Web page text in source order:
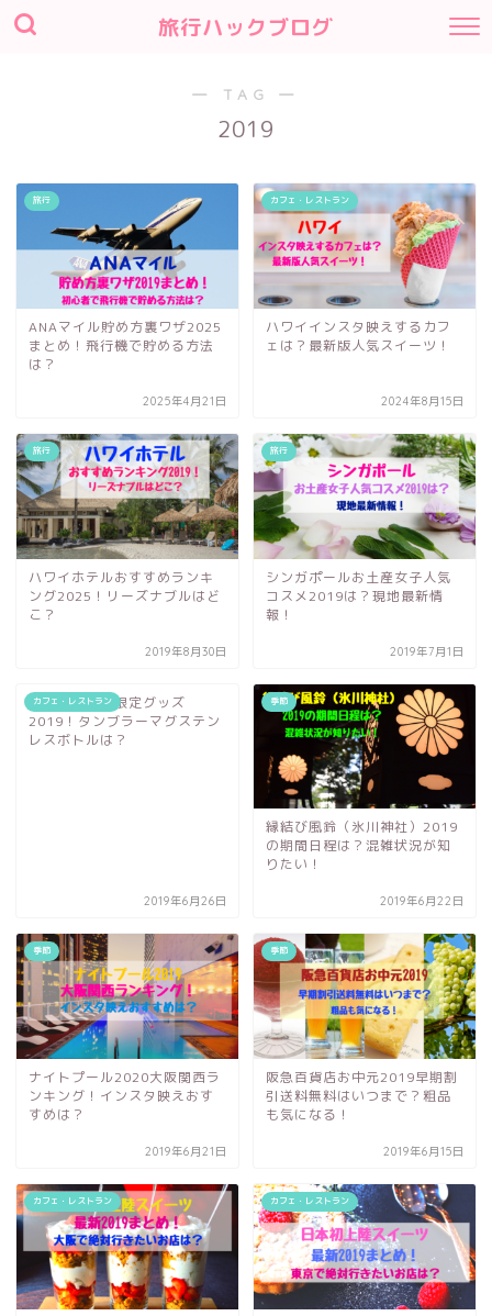
旅行ハックブログ
― TAG ―
2019
旅行
ANAマイル貯め方裏ワザ2025
まとめ！飛行機で貯める方法
は？
2025年4月21日
カフェ・レストラン
ハワイインスタ映えするカフ
ェは？最新版人気スイーツ！
2024年8月15日
旅行
ハワイホテルおすすめランキ
ング2025！リーズナブルはど
こ？
2019年8月30日
旅行
シンガポールお土産女子人気
コスメ2019は？現地最新情
報！
2019年7月1日
カフェ・レストラン
ハワイスタバ限定グッズ
2019！タンブラーマグステン
レスボトルは？
2019年6月26日
季節
縁結び風鈴（氷川神社）2019
の期間日程は？混雑状況が知
りたい！
2019年6月22日
季節
ナイトプール2020大阪関西ラ
ンキング！インスタ映えおす
すめは？
2019年6月21日
季節
阪急百貨店お中元2019早期割
引送料無料はいつまで？粗品
も気になる！
2019年6月15日
カフェ・レストラン カフェ・レストラン